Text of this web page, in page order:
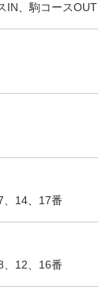
IN 駒コースOUT
、14、17番
、12、16番